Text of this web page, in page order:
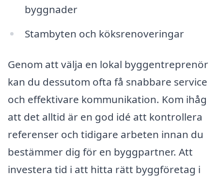
byggnader
Stambyten och köksrenoveringar
Genom att välja en lokal byggentreprenör
kan du dessutom ofta få snabbare service
och effektivare kommunikation. Kom ihåg
att det alltid är en god idé att kontrollera
referenser och tidigare arbeten innan du
bestämmer dig för en byggpartner. Att
investera tid i att hitta rätt byggföretag i